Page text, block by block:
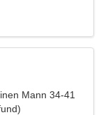
Mann 34-41